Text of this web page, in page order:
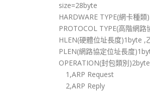
size=28byte
HARDWARE TYPE(網卡種
PROTOCOL TYPE(高階網
HLEN(硬體位址長度)1byte ,
PLEN(網路協定位址長度
OPERATION(封包類別
1,ARP Request
2,ARP Reply